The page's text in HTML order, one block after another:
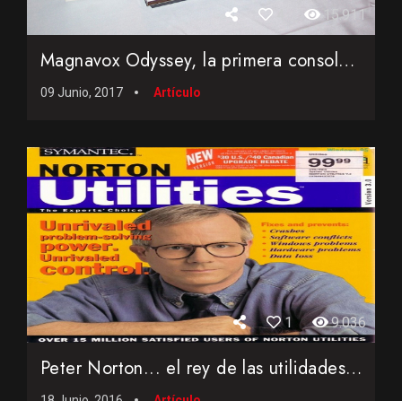
15.911
Magnavox Odyssey, la primera consola de la historia y sus de...
09 Junio, 2017 Artículo
1 9.036
Peter Norton... el rey de las utilidades...